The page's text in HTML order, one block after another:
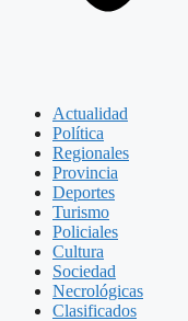
Actualidad
Política
Regionales
Provincia
Deportes
Turismo
Policiales
Cultura
Sociedad
Necrológicas
Clasificados